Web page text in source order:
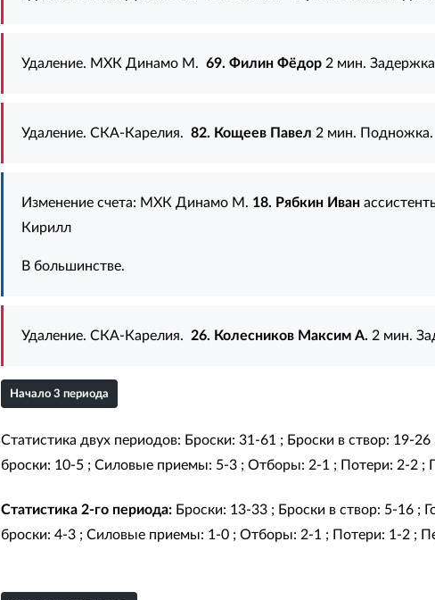
Удаление. МХК Динамо М. 69. Филин Фёдор2 мин. Задержка
Удаление. СКА-Карелия. 82. Кощеев Павел 2 мин. Подножка.
Изменение счета: МХК Динамо М. 18. Рябкин Иван
Кирилл
В большинстве.
Удаление. СКА-Карелия. 26. Колесников Максим А. 2 мин.
Начало 3 периода
Статистика двух периодов: Броски: 31-61 ; Броски в створ: 19-
броски: 10-5 ; Силовые приемы: 5-3 ; Отборы: 2-1 ; Потери: 2-2 ;
Статистика 2-го периода:Броски: 13-33 ; Броски в створ: 5-16 ;
броски: 4-3 ; Силовые приемы: 1-0 ; Отборы: 2-1 ; Потери: 1-2 ;